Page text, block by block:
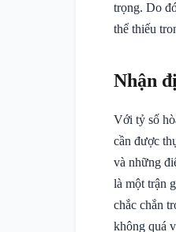
trọng. Do
thể thiếu
Nhận
Với tỷ số
cần được
và những
là một trận
chắc chắn
không quá